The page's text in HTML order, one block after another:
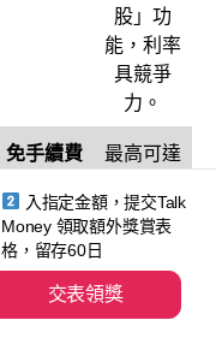
股」功
能，利率
具競爭
力。
免手續費
最高可達
桿 (97%
融資)。
免手續費
銀行融資
額度較快
入指定金額，提交Talk
Money 領取額外獎賞表
格，留存60日
交表領獎